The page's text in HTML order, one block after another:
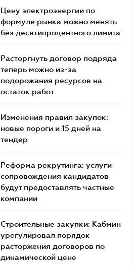
Цену электроэнергии по
формуле рынка можно менять
без десятипроцентного лимита
Расторгнуть договор подряда
теперь можно из-за
подорожания ресурсов на
остаток работ
Изменения правил закупок:
новые пороги и 15 дней на
тендер
Реформа рекрутинга: услуги
сопровождения кандидатов
будут предоставлять частные
компании
Строительные закупки: Кабмин
урегулировал порядок
расторжения договоров по
динамической цене